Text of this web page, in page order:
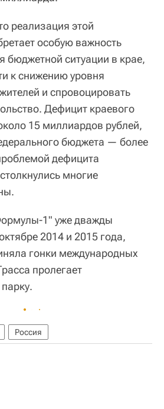
реализация этой
особую важность
бюджетной ситуации в крае,
к снижению уровня
и спровоцировать
Дефицит краевого
15 миллиардов рублей,
бюджета — более
дефицита
многие
1" уже дважды
2014 и 2015 года,
гонки международных
пролегает
Россия